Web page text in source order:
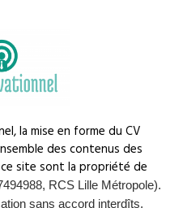
la mise en forme du CV
des contenus des
site sont la propriété de
RCS Lille Métropole).
sans accord interdîts.